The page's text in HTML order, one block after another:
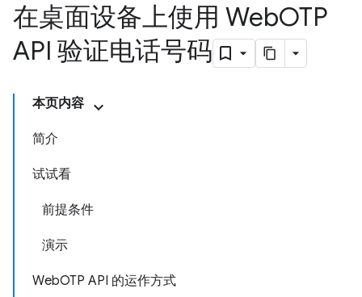
在桌面设备上使用 WebOTP
API 验证电话号码
本页内容
简介
试试看
前提条件
演示
WebOTP API 的运作方式